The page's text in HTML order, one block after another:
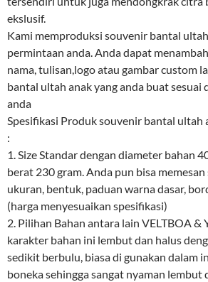
ekslusif.
Kami memproduksi souvenir bantal
permintaan anda. Anda dapat
nama, tulisan,logo atau gambar custom
bantal ultah anak yang anda buat sesuai
anda
Spesifikasi Produk souvenir bantal ultah
:
1. Size Standar dengan diameter bahan
berat 230 gram. Anda pun bisa memesan
ukuran, bentuk, paduan warna dasar,
(harga menyesuaikan spesifikasi)
2. Pilihan Bahan antara lain VELTBOA &
karakter bahan ini lembut dan halus
sedikit berbulu, biasa di gunakan dalam
boneka sehingga sangat nyaman lembut